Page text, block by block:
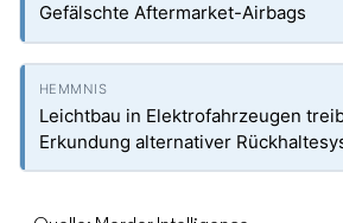
Gefälschte Aftermarket-Airbags
Leichtbau in Elektrofahrzeugen
Erkundung alternativer